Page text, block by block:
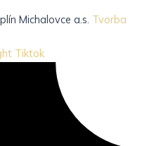
Michalovce a.s. Tvorba
Tiktok